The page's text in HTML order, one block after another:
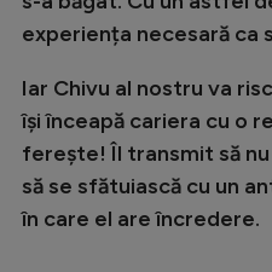
experiența necesară ca
Iar Chivu al nostru va
își înceapă cariera cu o
ferește! Îl transmit să
să se sfătuiască cu un
în care el are încredere.